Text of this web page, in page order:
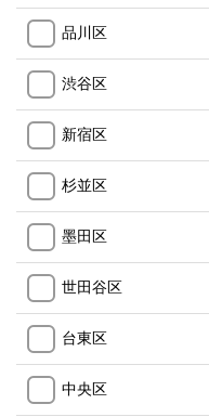
品川区
渋谷区
新宿区
杉並区
墨田区
世田谷区
台東区
中央区